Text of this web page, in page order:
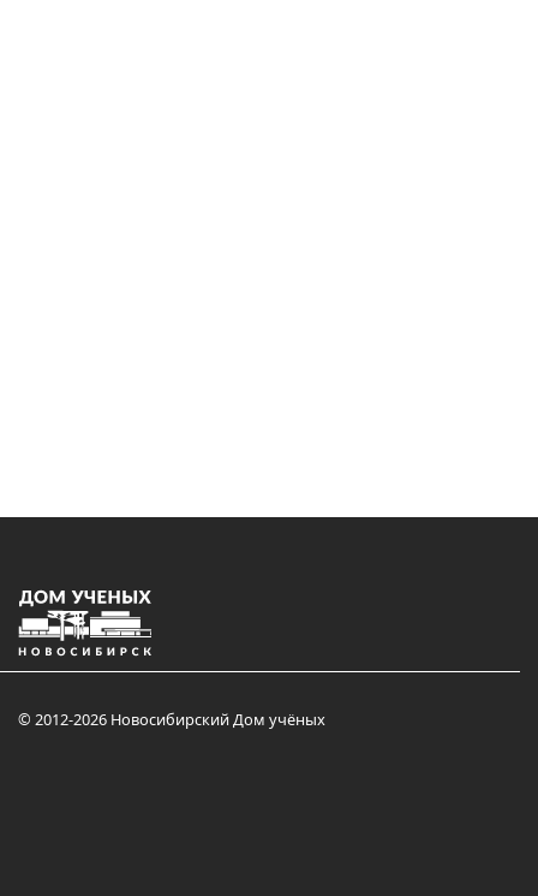
© 2012-2026 Новосибирский Дом учёных